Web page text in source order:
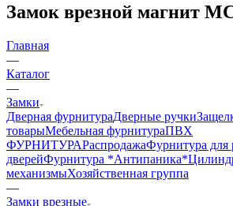
Замок врезной магнит
Главная
—
Каталог
—
Замки
Дверная фурнитураДверные ручки
товарыМебельная фурнитураПВХ
ФУРНИТУРАРаспродажаФурнитура для
дверейФурнитура *Антипаника*
механизмыХозяйственная группа
—
Замки врезные